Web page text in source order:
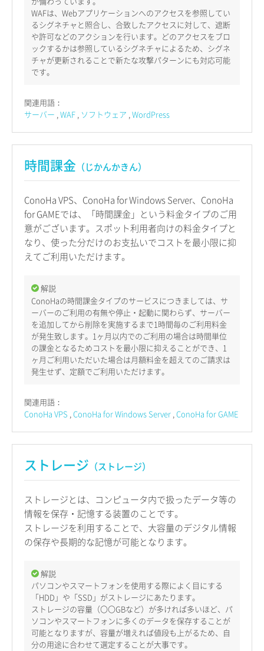
WAFは、Webアプリケーションへのアクセスを参照してい
るシグネチャと照合し、合致したアクセスに対して、遮断
や許可などのアクションを行います。どのアクセスをブロ
ックするかは参照しているシグネチャによるため、シグネ
チャが更新されることで新たな攻撃パターンにも対応可能
です。
関連用語：
サーバー WAF ソフトウェア WordPress
時間課金 （じかんかきん）
ConoHa VPS、ConoHa for Windows Server、ConoHa
for GAMEでは、「時間課金」という料金タイプのご用
意がございます。スポット利用者向けの料金タイプと
なり、使った分だけのお支払いでコストを最小限に抑
えてご利用いただけます。
解説
ConoHaの時間課金タイプのサービスにつきましては、サ
ーバーのご利用の有無や停止・起動に関わらず、サーバー
を追加してから削除を実施するまで1時間毎のご利用料金
が発生致します。1ヶ月以内でのご利用の場合は時間単位
の課金となるためコストを最小限に抑えることができ、1
ヶ月ご利用いただいた場合は月額料金を超えてのご請求は
発生せず、定額でご利用いただけます。
関連用語：
ConoHa VPS ConoHa for Windows Server ConoHa for GAME
ストレージ （ストレージ）
ストレージとは、コンピュータ内で扱ったデータ等の
情報を保存・記憶する装置のことです。
ストレージを利用することで、大容量のデジタル情報
の保存や長期的な記憶が可能となります。
解説
パソコンやスマートフォンを使用する際によく目にする
「HDD」や「SSD」がストレージにあたります。
ストレージの容量（〇〇GBなど）が多ければ多いほど、パ
ソコンやスマートフォンに多くのデータを保存することが
可能となりますが、容量が増えれば値段も上がるため、自
分の用途に合わせて選定することが大事です。